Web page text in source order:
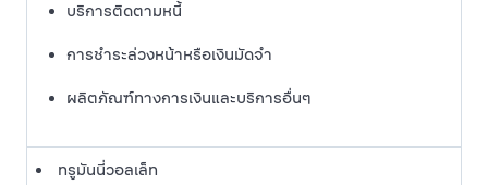
บริการติดตามหนี้
การชำระล่วงหน้าหรือเงินมัดจำ
ผลิตภัณฑ์ทางการเงินและบริการอื่นๆ
ทรูมันนี่วอลเล็ท